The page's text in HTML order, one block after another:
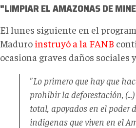
"LIMPIAR EL AMAZONAS DE
El lunes siguiente en el
Maduro instruyó a la FANB
ocasiona graves daños sociales
"Lo primero que hay que
prohibir la deforestación,
total, apoyados en el poder
indígenas que viven en el